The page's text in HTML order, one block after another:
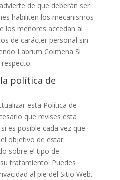
de que deberán ser
habiliten los mecanismos
los menores accedan al
de carácter personal sin
Labrum Colmena Sl
política de
esta Política de
que revises esta
es posible cada vez que
objetivo de estar
sobre el tipo de
tratamiento. Puedes
al pie del Sitio Web.